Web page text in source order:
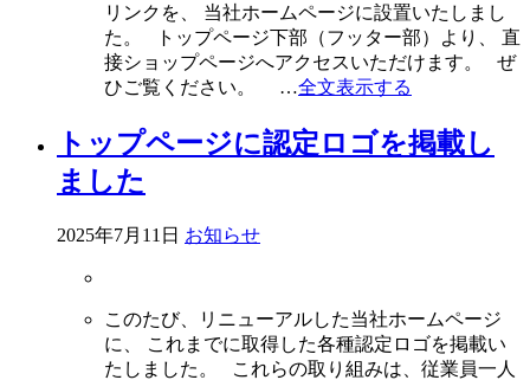
リンクを、 当社ホームページに設置いたしまし
た。 トップページ下部（フッター部）より、 直
接ショップページへアクセスいただけます。 ぜ
ひご覧ください。 …全文表示する
トップページに認定ロゴを掲載し
ました
2025年7月11日 お知らせ
このたび、リニューアルした当社ホームページ
に、 これまでに取得した各種認定ロゴを掲載い
たしました。 これらの取り組みは、従業員一人